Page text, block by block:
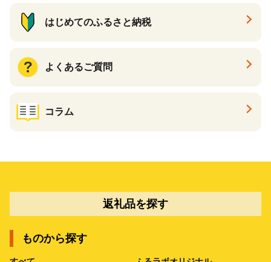
はじめてのふるさと納税
よくあるご質問
コラム
返礼品を探す
ものから探す